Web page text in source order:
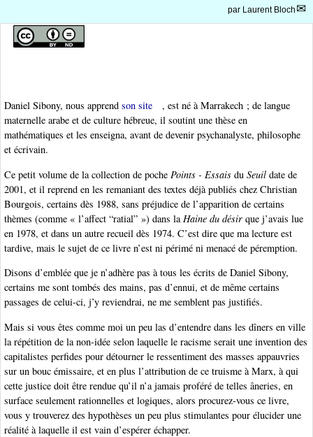
par Laurent Bloch
Daniel Sibony, nous apprend son site
, est né à Marrakech ; de langue
maternelle arabe et de culture hébreue, il soutint une thèse en
mathématiques et les enseigna, avant de devenir psychanalyste, philosophe
et écrivain.
Ce petit volume de la collection de poche Points - Essais du Seuil date de
2001, et il reprend en les remaniant des textes déjà publiés chez Christian
Bourgois, certains dès 1988, sans préjudice de l’apparition de certains
thèmes (comme « l’affect “ratial” ») dans la Haine du désir que j’avais lue
en 1978, et dans un autre recueil dès 1974. C’est dire que ma lecture est
tardive, mais le sujet de ce livre n’est ni périmé ni menacé de péremption.
Disons d’emblée que je n’adhère pas à tous les écrits de Daniel Sibony,
certains me sont tombés des mains, pas d’ennui, et de même certains
passages de celui-ci, j’y reviendrai, ne me semblent pas justifiés.
Mais si vous êtes comme moi un peu las d’entendre dans les dîners en ville
la répétition de la non-idée selon laquelle le racisme serait une invention des
capitalistes perfides pour détourner le ressentiment des masses appauvries
sur un bouc émissaire, et en plus l’attribution de ce truisme à Marx, à qui
cette justice doit être rendue qu’il n’a jamais proféré de telles âneries, en
surface seulement rationnelles et logiques, alors procurez-vous ce livre,
vous y trouverez des hypothèses un peu plus stimulantes pour élucider une
réalité à laquelle il est vain d’espérer échapper.